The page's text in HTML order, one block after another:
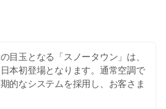
目玉となる「スノータウン」は、
本初登場となります。通常空調で
的なシステムを採用し、お客さま
℃という快適な空間で 、プレイ